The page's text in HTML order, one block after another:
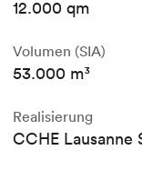
12.000 qm
Volumen (SIA)
53.000 m³
Realisierung
CCHE Lausanne